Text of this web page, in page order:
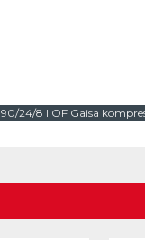
24/8 I OF Gaisa